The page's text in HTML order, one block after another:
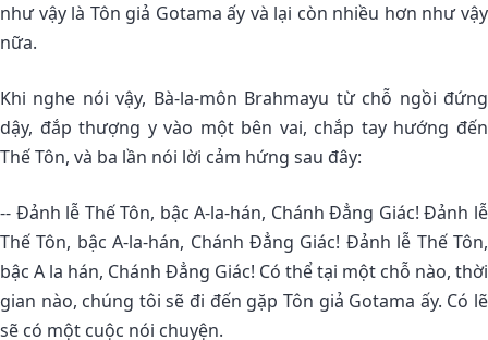
như vậy là Tôn giả Gotama ấy và lại còn nhiều hơn như vậy
nữa.
Khi nghe nói vậy, Bà-la-môn Brahmayu từ chỗ ngồi đứng
dậy, đắp thượng y vào một bên vai, chắp tay hướng đến
Thế Tôn, và ba lần nói lời cảm hứng sau đây:
-- Ðảnh lễ Thế Tôn, bậc A-la-hán, Chánh Ðẳng Giác! Ðảnh lễ
Thế Tôn, bậc A-la-hán, Chánh Ðẳng Giác! Ðảnh lễ Thế Tôn,
bậc A la hán, Chánh Ðẳng Giác! Có thể tại một chỗ nào, thời
gian nào, chúng tôi sẽ đi đến gặp Tôn giả Gotama ấy. Có lẽ
sẽ có một cuộc nói chuyện.